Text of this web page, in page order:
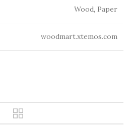
Wood, Paper
woodmart.xtemos.com